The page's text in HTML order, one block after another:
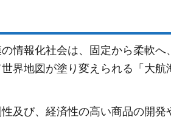
情報化社会は、固定から柔軟へ
界地図が塗り変えられる「大航
及び、経済性の高い商品の開発